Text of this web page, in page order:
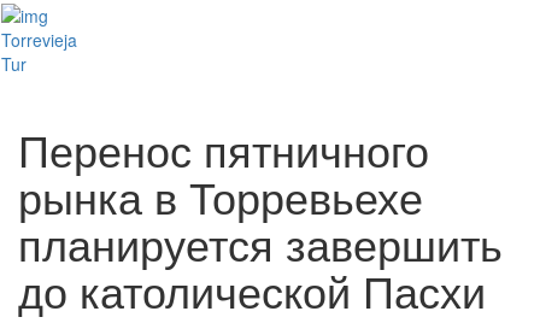
Torrevieja
Tur
Перенос пятничного
рынка в Торревьехе
планируется завершить
до католической Пасхи